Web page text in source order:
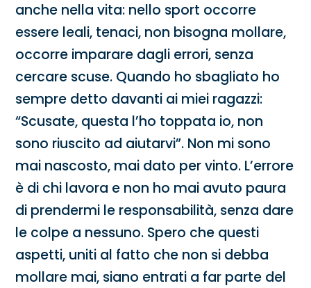
anche nella vita: nello sport occorre
essere leali, tenaci, non bisogna mollare,
occorre imparare dagli errori, senza
cercare scuse. Quando ho sbagliato ho
sempre detto davanti ai miei ragazzi:
“Scusate, questa l’ho toppata io, non
sono riuscito ad aiutarvi”. Non mi sono
mai nascosto, mai dato per vinto. L’errore
è di chi lavora e non ho mai avuto paura
di prendermi le responsabilità, senza dare
le colpe a nessuno. Spero che questi
aspetti, uniti al fatto che non si debba
mollare mai, siano entrati a far parte del